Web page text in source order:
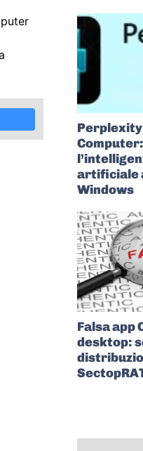
Computer:
artificiale
Windows
Falsa app
desktop: